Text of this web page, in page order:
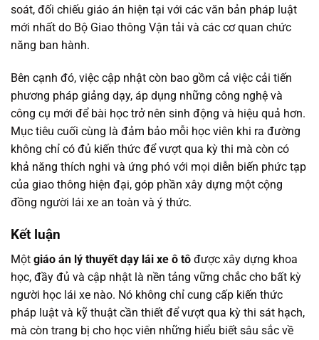
soát, đối chiếu giáo án hiện tại với các văn bản pháp luật
mới nhất do Bộ Giao thông Vận tải và các cơ quan chức
năng ban hành.
Bên cạnh đó, việc cập nhật còn bao gồm cả việc cải tiến
phương pháp giảng dạy, áp dụng những công nghệ và
công cụ mới để bài học trở nên sinh động và hiệu quả hơn.
Mục tiêu cuối cùng là đảm bảo mỗi học viên khi ra đường
không chỉ có đủ kiến thức để vượt qua kỳ thi mà còn có
khả năng thích nghi và ứng phó với mọi diễn biến phức tạp
của giao thông hiện đại, góp phần xây dựng một cộng
đồng người lái xe an toàn và ý thức.
Kết luận
Một giáo án lý thuyết dạy lái xe ô tô được xây dựng khoa
học, đầy đủ và cập nhật là nền tảng vững chắc cho bất kỳ
người học lái xe nào. Nó không chỉ cung cấp kiến thức
pháp luật và kỹ thuật cần thiết để vượt qua kỳ thi sát hạch,
mà còn trang bị cho học viên những hiểu biết sâu sắc về